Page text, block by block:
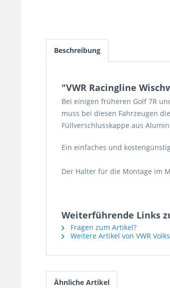
Beschreibung
"VWR Racingline
Bei einigen früheren Golf 7R
muss bei diesen Fahrzeugen
Füllverschlusskappe aus
Ein einfaches und
Der Halter für die Montage im
Weiterführende Links
Fragen zum Artikel?
Weitere Artikel von VWR
Ähnliche Artikel